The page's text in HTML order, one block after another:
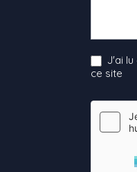
J'ai
ce site